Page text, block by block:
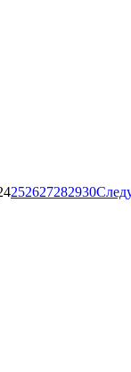
252627282930